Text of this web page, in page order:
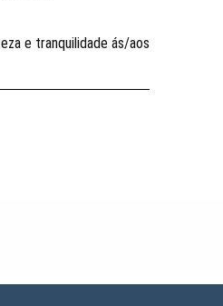
e tranquilidade ás/aos